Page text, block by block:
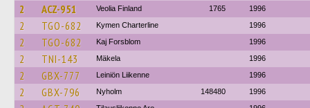
2 ACZ-951 Veolia Finland 1765 1996
2 TGO-682 Kymen Charterline 1996
2 TGO-682 Kaj Forsblom 1996
2 TNI-143 Mäkela 1996
2 GBX-777 Leiniön Liikenne 1996
2 GBX-796 Nyholm 148480 1996